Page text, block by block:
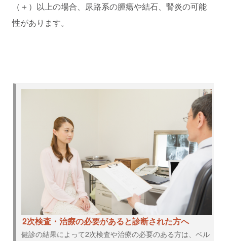
（＋）以上の場合、尿路系の腫瘍や結石、腎炎の可能
性があります。
2次検査・治療の必要があると診断された方へ
健診の結果によって2次検査や治療の必要のある方は、ベル